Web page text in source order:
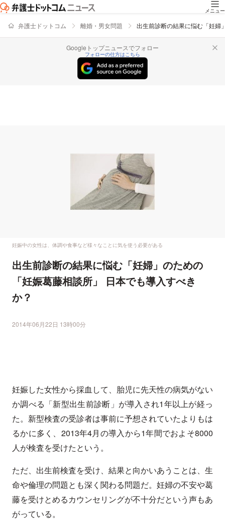
メニュー
弁護士ドットコム 離婚・男女問題 出生前診断の結果に悩む「妊婦
Googleトップニュースでフォロー
フォローの仕方はこちら
妊娠中の女性は、体調や食事など様々なことに気を使う必要がある
出生前診断の結果に悩む「妊婦」のための
「妊娠葛藤相談所」 日本でも導入すべき
か？
2014年06月22日 13時00分
妊娠した女性から採血して、胎児に先天性の病気がない
か調べる「新型出生前診断」が導入され1年以上が経っ
た。新型検査の受診者は事前に予想されていたよりもは
るかに多く、2013年4月の導入から1年間でおよそ8000
人が検査を受けたという。
ただ、出生前検査を受け、結果と向かいあうことは、生
命や倫理の問題とも深く関わる問題だ。妊婦の不安や葛
藤を受けとめるカウンセリングが不十分だという声もあ
がっている。